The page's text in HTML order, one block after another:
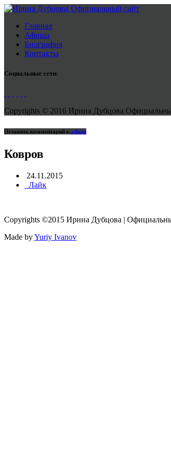
Главная
Афиша
Биография
Контакты
Социальные сети:
Copyrights © 2016 Ирина Дубцова
Оставить комментарий к admin
Ковров
24.11.2015
Лайк
Copyrights ©2015 Ирина Дубцова |
Made byYuriy Ivanov